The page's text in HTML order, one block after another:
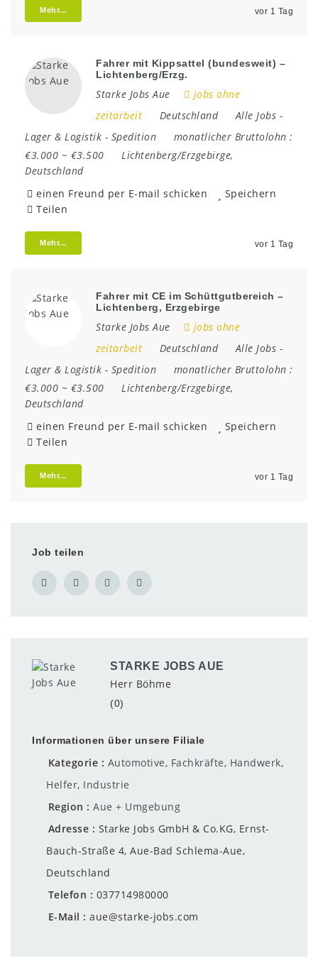
Mehr... vor 1 Tag
Fahrer mit Kippsattel (bundesweit) –
Lichtenberg/Erzg.
Starke Jobs Aue
jobs ohne
zeitarbeit
Deutschland Alle Jobs -
Lager & Logistik - Spedition
monatlicher Bruttolohn :
€3.000 ~ €3.500
Lichtenberg/Erzgebirge,
Deutschland
einen Freund per E-mail schicken
Speichern
Teilen
Mehr... vor 1 Tag
Fahrer mit CE im Schüttgutbereich –
Lichtenberg, Erzgebirge
Starke Jobs Aue
jobs ohne
zeitarbeit
Deutschland Alle Jobs -
Lager & Logistik - Spedition
monatlicher Bruttolohn :
€3.000 ~ €3.500
Lichtenberg/Erzgebirge,
Deutschland
einen Freund per E-mail schicken
Speichern
Teilen
Mehr... vor 1 Tag
Job teilen
STARKE JOBS AUE
Herr Böhme
(0)
Informationen über unsere Filiale
Kategorie Automotive, Fachkräfte, Handwerk,
Helfer, Industrie
Region
Aue + Umgebung
Adresse
Starke Jobs GmbH & Co.KG, Ernst-
Bauch-Straße 4, Aue-Bad Schlema-Aue,
Deutschland
Telefon
037714980000
E-Mail
aue@starke-jobs.com